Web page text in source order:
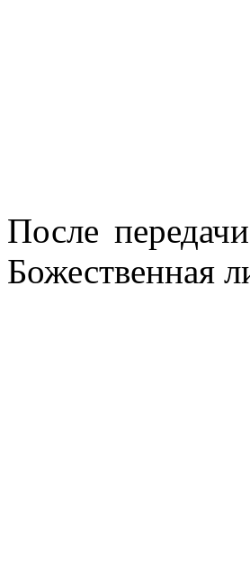
После
Божественная